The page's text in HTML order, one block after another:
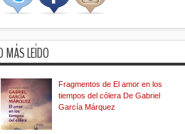
MÁS LEÍDO
Fragmentos de El amor en los
tiempos del cólera De Gabriel
García Márquez